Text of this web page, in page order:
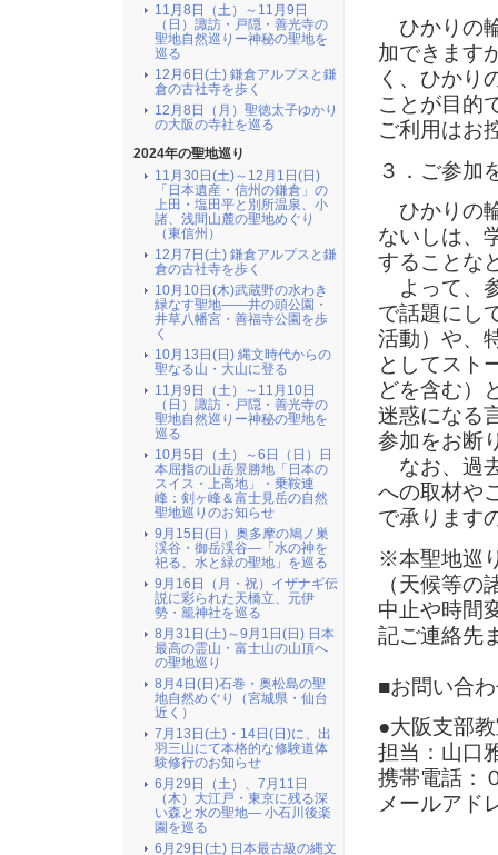
ひかりの
加できます
く、ひかり
ことが目的
ご利用はお
３．ご参加
ひかりの
ないしは、
することな
よって、
で話題にし
活動）や、
としてスト
どを含む）
迷惑になる
参加をお断
なお、過
への取材や
で承ります
※本聖地巡
（天候等
中止や時間
記ご連絡先
■お問い合
●大阪支部
担当：山口
携帯電話：
メールアド
11月8日（土）～11月9日
（日）諏訪・戸隠・善光寺の
聖地自然巡りー神秘の聖地を
巡る
12月6日(土) 鎌倉アルプスと鎌
倉の古社寺を歩く
12月8日（月）聖徳太子ゆかり
の大阪の寺社を巡る
2024年の聖地巡り
11月30日(土)～12月1日(日)
「日本遺産・信州の鎌倉」の
上田・塩田平と別所温泉、小
諸、浅間山麓の聖地めぐり
（東信州）
12月7日(土) 鎌倉アルプスと鎌
倉の古社寺を歩く
10月10日(木)武蔵野の水わき
緑なす聖地――井の頭公園・
井草八幡宮・善福寺公園を歩
く
10月13日(日) 縄文時代からの
聖なる山・大山に登る
11月9日（土）～11月10日
（日）諏訪・戸隠・善光寺の
聖地自然巡りー神秘の聖地を
巡る
10月5日（土）～6日（日）日
本屈指の山岳景勝地「日本の
スイス・上高地」・乗鞍連
峰：剣ヶ峰＆富士見岳の自然
聖地巡りのお知らせ
9月15日(日）奥多摩の鳩ノ巣
渓谷・御岳渓谷―「水の神を
祀る、水と緑の聖地」を巡る
9月16日（月・祝）イザナギ伝
説に彩られた天橋立、元伊
勢・籠神社を巡る
8月31日(土)～9月1日(日) 日本
最高の霊山・富士山の山頂へ
の聖地巡り
8月4日(日)石巻・奥松島の聖
地自然めぐり（宮城県・仙台
近く）
7月13日(土)・14日(日)に、出
羽三山にて本格的な修験道体
験修行のお知らせ
6月29日（土）、7月11日
（木）大江戸・東京に残る深
い森と水の聖地― 小石川後楽
園を巡る
6月29日(土) 日本最古級の縄文